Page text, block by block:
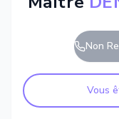
Non
Vous